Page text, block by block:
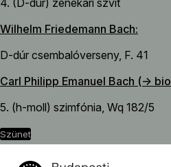
Wilhelm Friedemann Bach:
D-dúr csembalóverseny, F. 41
Carl Philipp Emanuel Bach (→ bio
5. (h-moll) szimfónia, Wq 182/5
szünet
Johann Sebastian Bach (→